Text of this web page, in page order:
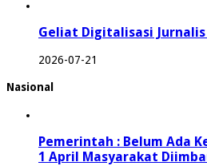
Geliat Digitalisasi Jurnalis
2026-07-21
Nasional
Pemerintah : Belum Ada
1 April Masyarakat